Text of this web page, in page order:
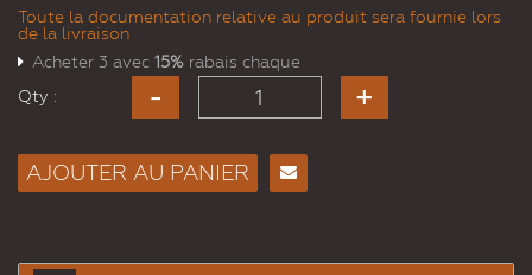
Toute la documentation relative au produit sera fournie lors
de la livraison
Acheter 3 avec 15% rabais chaque
Qty :
AJOUTER AU PANIER